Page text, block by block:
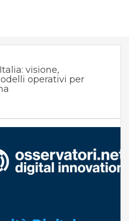
visione,
operativi per